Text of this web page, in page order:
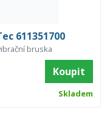
611351700
bruska
Koupit
Skladem